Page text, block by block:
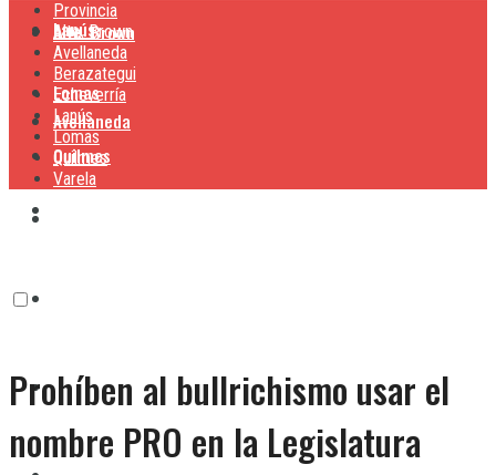
Lanús
Lomas
Quilmes
Alte. Brown
Avellaneda
Lanús
Provincia
Alte. Brown
Avellaneda
Berazategui
Echeverría
Lanús
Lomas
Quilmes
Varela
Prohíben al bullrichismo usar el
nombre PRO en la Legislatura